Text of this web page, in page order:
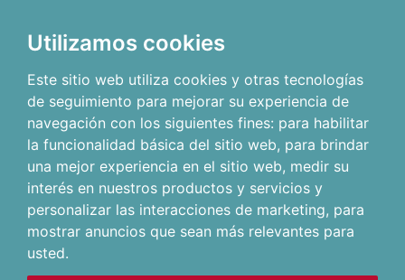
Utilizamos cookies
Este sitio web utiliza cookies y otras tecnologías
de seguimiento para mejorar su experiencia de
navegación con los siguientes fines: para habilitar
la funcionalidad básica del sitio web, para brindar
una mejor experiencia en el sitio web, medir su
interés en nuestros productos y servicios y
personalizar las interacciones de marketing, para
mostrar anuncios que sean más relevantes para
usted.